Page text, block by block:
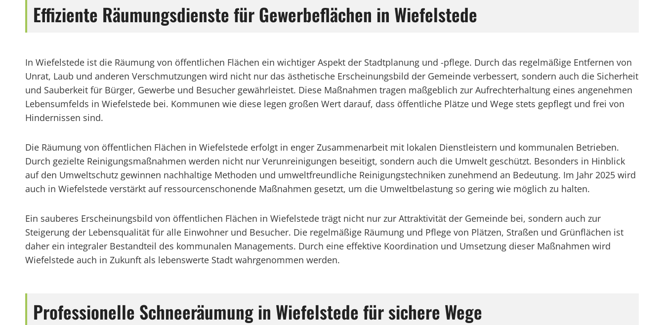
Effiziente Räumungsdienste für Gewerbeflächen in Wiefelstede
In Wiefelstede ist die Räumung von öffentlichen Flächen ein wichtiger Aspekt der Stadtplanung und -pflege. Durch das regelmäßige Entfernen von
Unrat, Laub und anderen Verschmutzungen wird nicht nur das ästhetische Erscheinungsbild der Gemeinde verbessert, sondern auch die Sicherheit
und Sauberkeit für Bürger, Gewerbe und Besucher gewährleistet. Diese Maßnahmen tragen maßgeblich zur Aufrechterhaltung eines angenehmen
Lebensumfelds in Wiefelstede bei. Kommunen wie diese legen großen Wert darauf, dass öffentliche Plätze und Wege stets gepflegt und frei von
Hindernissen sind.
Die Räumung von öffentlichen Flächen in Wiefelstede erfolgt in enger Zusammenarbeit mit lokalen Dienstleistern und kommunalen Betrieben.
Durch gezielte Reinigungsmaßnahmen werden nicht nur Verunreinigungen beseitigt, sondern auch die Umwelt geschützt. Besonders in Hinblick
auf den Umweltschutz gewinnen nachhaltige Methoden und umweltfreundliche Reinigungstechniken zunehmend an Bedeutung. Im Jahr 2025 wird
auch in Wiefelstede verstärkt auf ressourcenschonende Maßnahmen gesetzt, um die Umweltbelastung so gering wie möglich zu halten.
Ein sauberes Erscheinungsbild von öffentlichen Flächen in Wiefelstede trägt nicht nur zur Attraktivität der Gemeinde bei, sondern auch zur
Steigerung der Lebensqualität für alle Einwohner und Besucher. Die regelmäßige Räumung und Pflege von Plätzen, Straßen und Grünflächen ist
daher ein integraler Bestandteil des kommunalen Managements. Durch eine effektive Koordination und Umsetzung dieser Maßnahmen wird
Wiefelstede auch in Zukunft als lebenswerte Stadt wahrgenommen werden.
Professionelle Schneeräumung in Wiefelstede für sichere Wege